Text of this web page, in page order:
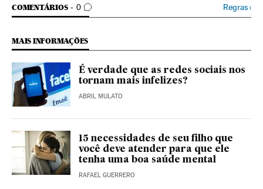
COMENTÁRIOS 0
COMENTÁRIOS Regras›
MAIS INFORMAÇÕES
É verdade que as redes sociais nos
tornam mais infelizes?
ABRIL MULATO
15 necessidades de seu filho que
você deve atender para que ele
tenha uma boa saúde mental
RAFAEL GUERRERO